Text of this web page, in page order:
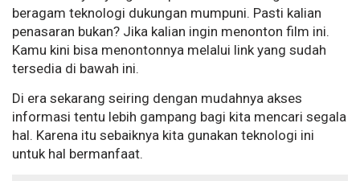
beragam teknologi dukungan mumpuni. Pasti kalian
penasaran bukan? Jika kalian ingin menonton film ini.
Kamu kini bisa menontonnya melalui link yang sudah
tersedia di bawah ini.
Di era sekarang seiring dengan mudahnya akses
informasi tentu lebih gampang bagi kita mencari segala
hal. Karena itu sebaiknya kita gunakan teknologi ini
untuk hal bermanfaat.